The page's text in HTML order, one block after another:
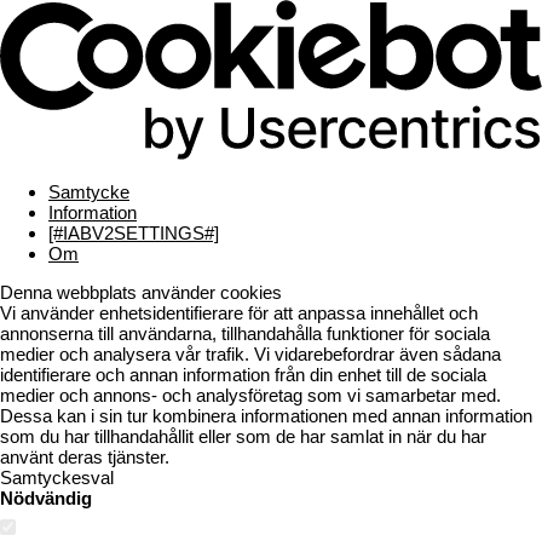
Samtycke
Information
[#IABV2SETTINGS#]
Om
Denna webbplats använder cookies
Vi använder enhetsidentifierare för att anpassa innehållet och
annonserna till användarna, tillhandahålla funktioner för sociala
medier och analysera vår trafik. Vi vidarebefordrar även sådana
identifierare och annan information från din enhet till de sociala
medier och annons- och analysföretag som vi samarbetar med.
Dessa kan i sin tur kombinera informationen med annan information
som du har tillhandahållit eller som de har samlat in när du har
använt deras tjänster.
Samtyckesval
Nödvändig